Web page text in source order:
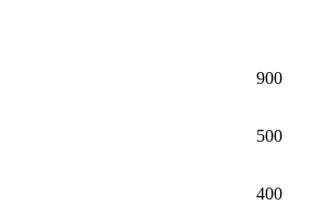
900
500
400